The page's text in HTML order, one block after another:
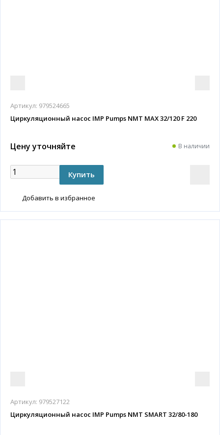
Артикул: 979524665
Циркуляционный насос IMP Pumps NMT MAX 32/120 F 220
Цену уточняйте В наличии
Добавить в избранное
Артикул: 979527122
Циркуляционный насос IMP Pumps NMT SMART 32/80-180